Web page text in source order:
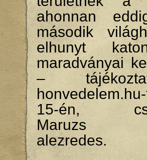
ahonnan
második
elhunyt
maradványai
–
15-én,
Maruzs
alezredes.